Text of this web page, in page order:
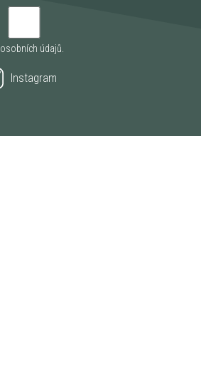
osobních údajů
Instagram